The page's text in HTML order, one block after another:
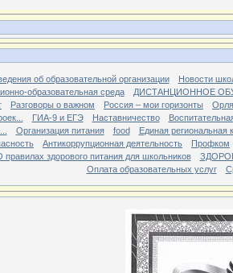
об образовательной организации
Новости
образовательная среда
ДИСТАНЦИОННОЕ
Разговоры о важном Россия – мои горизонты
ГИА-9 и ЕГЭ Наставничество
Организация питания food
Единая региональная
Антикоррупционная деятельность
Профком
правилах здорового питания для школьников
Оплата образовательных услуг